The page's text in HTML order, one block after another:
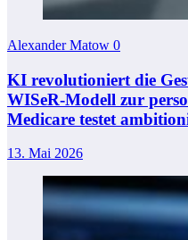
Alexander Matow 0
KI revolutioniert die
WISeR-Modell zur
Medicare testet
13. Mai 2026